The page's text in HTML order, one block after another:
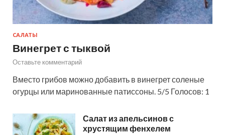
САЛАТЫ
Винегрет с тыквой
Оставьте комментарий
Вместо грибов можно добавить в винегрет соленые
огурцы или маринованные патиссоны. 5/5 Голосов: 1
Салат из апельсинов с
хрустящим фенхелем